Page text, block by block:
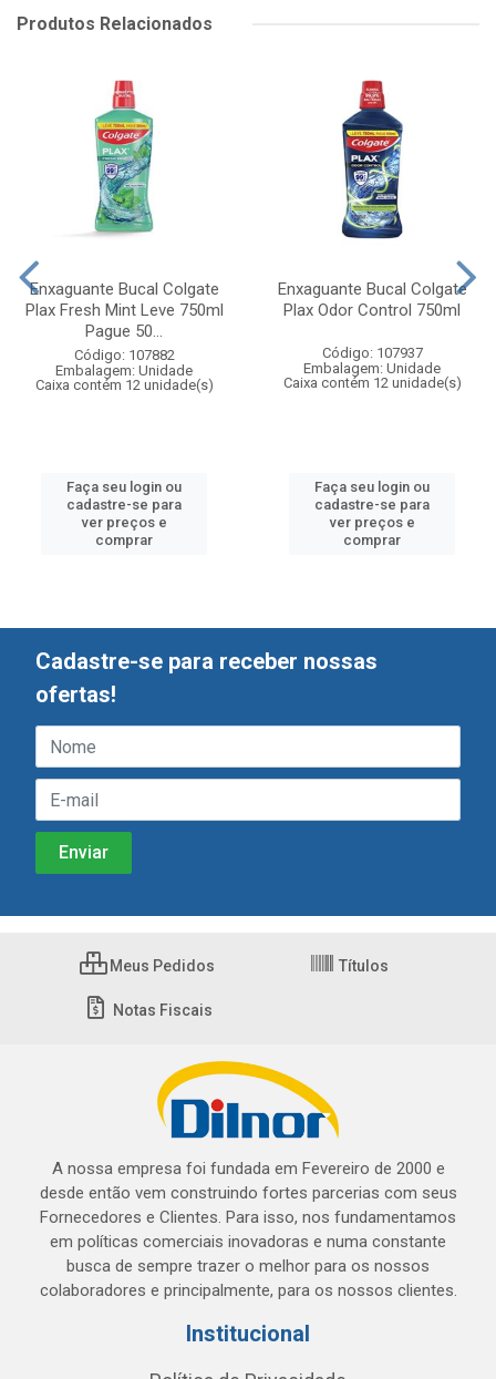
Produtos Relacionados
Enxaguante Bucal Colgate
Plax Fresh Mint Leve 750ml
Pague 50...
Código: 107882
Embalagem: Unidade
Caixa contém 12 unidade(s)
Faça seu login ou
cadastre-se para
ver preços e
comprar
Enxaguante Bucal Colgate
Plax Odor Control 750ml
Código: 107937
Embalagem: Unidade
Caixa contém 12 unidade(s)
Faça seu login ou
cadastre-se para
ver preços e
comprar
Cadastre-se para receber nossas
ofertas!
Meus Pedidos Títulos
Notas Fiscais
A nossa empresa foi fundada em Fevereiro de 2000 e
desde então vem construindo fortes parcerias com seus
Fornecedores e Clientes. Para isso, nos fundamentamos
em políticas comerciais inovadoras e numa constante
busca de sempre trazer o melhor para os nossos
colaboradores e principalmente, para os nossos clientes.
Institucional